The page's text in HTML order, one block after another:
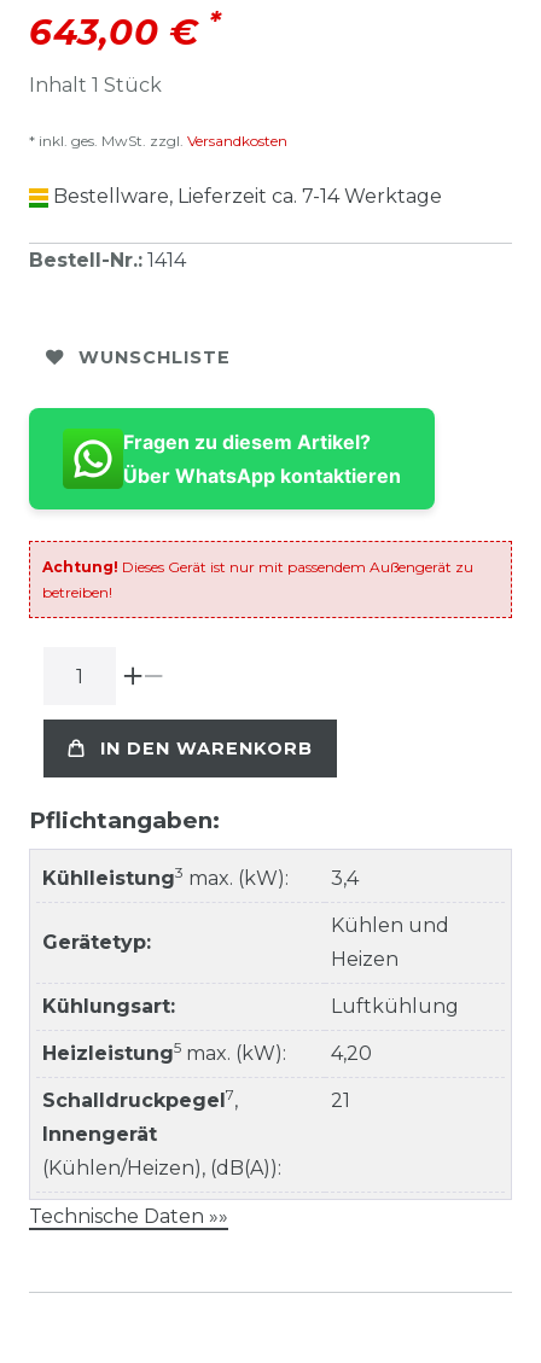
643,00 € *
Inhalt 1 Stück
* inkl. ges. MwSt. zzgl. Versandkosten
Bestellware, Lieferzeit ca. 7-14 Werktage
Bestell-Nr.: 1414
WUNSCHLISTE
Fragen zu diesem Artikel?
Über WhatsApp kontaktieren
Achtung! Dieses Gerät ist nur mit passendem Außengerät zu
betreiben!
IN DEN WARENKORB
Pflichtangaben:
Kühlleistung3 max. (kW): 3,4
Gerätetyp:
Kühlen und
Heizen
Kühlungsart: Luftkühlung
Heizleistung5 max. (kW): 4,20
Schalldruckpegel 7,
Innengerät
(Kühlen/Heizen), (dB(A)):
21
Technische Daten »»